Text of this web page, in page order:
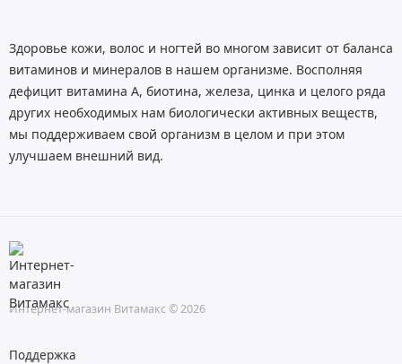
Здоровье кожи, волос и ногтей во многом зависит от баланса
витаминов и минералов в нашем организме. Восполняя
дефицит витамина А, биотина, железа, цинка и целого ряда
других необходимых нам биологически активных веществ,
мы поддерживаем свой организм в целом и при этом
улучшаем внешний вид.
Интернет-магазин Витамакс © 2026
Поддержка